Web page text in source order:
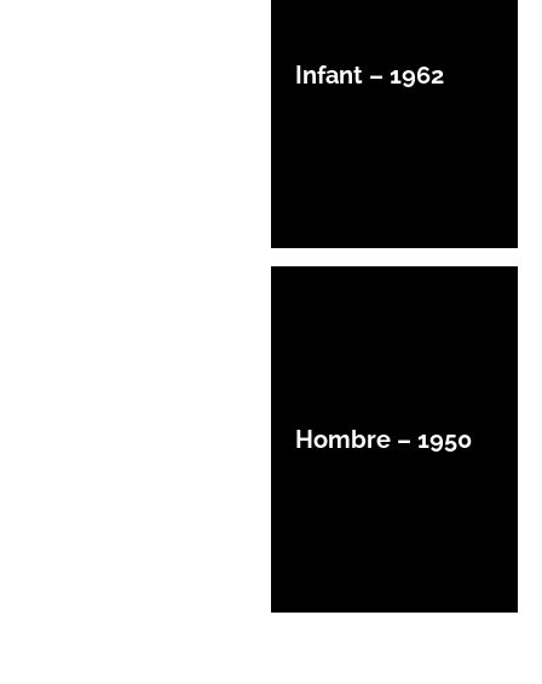
Infant – 1962
Hombre – 1950